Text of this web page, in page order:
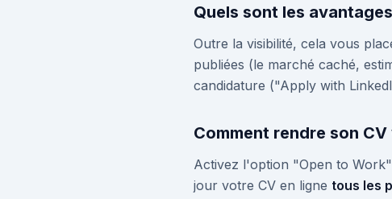
Quels sont les
Outre la visibilité, cela vous
publiées (le marché caché,
candidature ("Apply with
Comment rendre son
Activez l'option "Open to
jour votre CV en ligne tous les